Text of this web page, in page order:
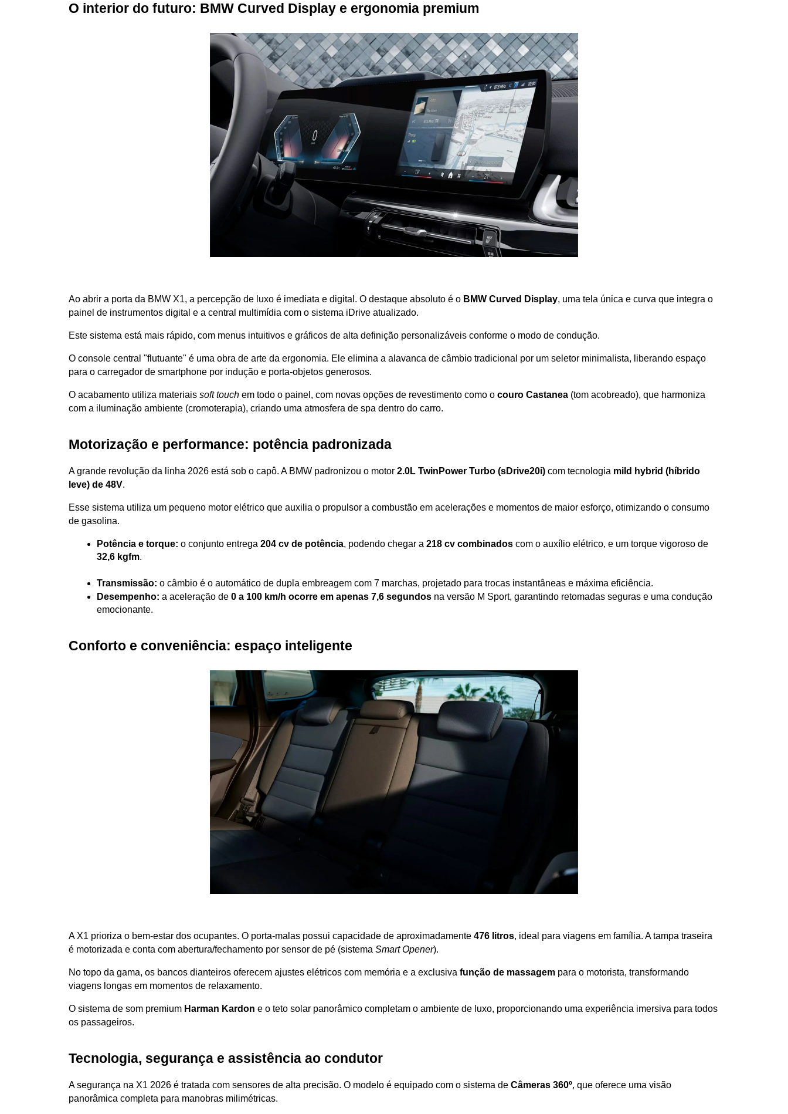
O interior do futuro: BMW Curved Display e ergonomia premium
Ao abrir a porta da BMW X1, a percepção de luxo é imediata e digital. O destaque absoluto é o BMW Curved Display, uma tela única e curva que integra o
painel de instrumentos digital e a central multimídia com o sistema iDrive atualizado.
Este sistema está mais rápido, com menus intuitivos e gráficos de alta definição personalizáveis conforme o modo de condução.
O console central "flutuante" é uma obra de arte da ergonomia. Ele elimina a alavanca de câmbio tradicional por um seletor minimalista, liberando espaço
para o carregador de smartphone por indução e porta-objetos generosos.
O acabamento utiliza materiais soft touch em todo o painel, com novas opções de revestimento como o couro Castanea (tom acobreado), que harmoniza
com a iluminação ambiente (cromoterapia), criando uma atmosfera de spa dentro do carro.
Motorização e performance: potência padronizada
A grande revolução da linha 2026 está sob o capô. A BMW padronizou o motor 2.0L TwinPower Turbo (sDrive20i) com tecnologia mild hybrid (híbrido
leve) de 48V.
Esse sistema utiliza um pequeno motor elétrico que auxilia o propulsor a combustão em acelerações e momentos de maior esforço, otimizando o consumo
de gasolina.
Potência e torque: o conjunto entrega 204 cv de potência, podendo chegar a 218 cv combinados
32,6 kgfm.
Transmissão: o câmbio é o automático de dupla embreagem com 7 marchas, projetado para trocas instantâneas e máxima eficiência.
Desempenho: a aceleração de 0 a 100 km/h ocorre em apenas 7,6 segundos na versão M Sport, garantindo retomadas seguras e uma condução
emocionante.
Conforto e conveniência: espaço inteligente
A X1 prioriza o bem-estar dos ocupantes. O porta-malas possui capacidade de aproximadamente 476 litros, ideal para viagens em família. A tampa traseira
é motorizada e conta com abertura/fechamento por sensor de pé (sistema Smart Opener).
No topo da gama, os bancos dianteiros oferecem ajustes elétricos com memória e a exclusiva função de massagem para o motorista, transformando
viagens longas em momentos de relaxamento.
O sistema de som premium Harman Kardon e o teto solar panorâmico completam o ambiente de luxo, proporcionando uma experiência imersiva para todos
os passageiros.
Tecnologia, segurança e assistência ao condutor
A segurança na X1 2026 é tratada com sensores de alta precisão. O modelo é equipado com o sistema de Câmeras 360º, que oferece uma visão
panorâmica completa para manobras milimétricas.